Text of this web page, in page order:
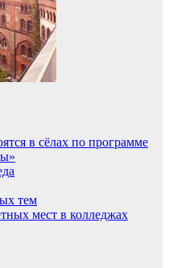
в сёлах по программе
тем
мест в колледжах